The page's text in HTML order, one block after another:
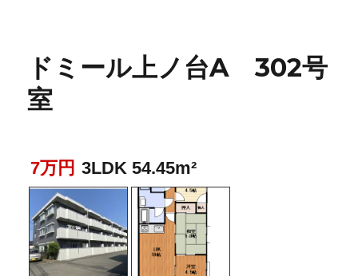
ドミール上ノ台A 302号
室
7万円 3LDK 54.45m²